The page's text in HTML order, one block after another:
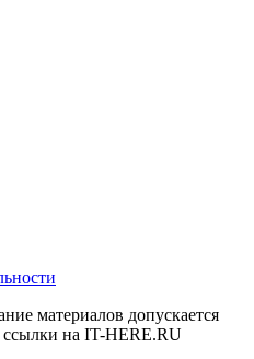
материалов допускается
ссылки на IT-HERE.RU